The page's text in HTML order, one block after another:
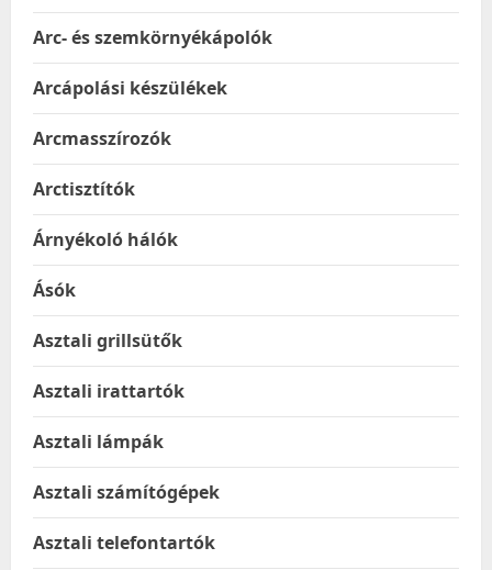
Arc- és szemkörnyékápolók
Arcápolási készülékek
Arcmasszírozók
Arctisztítók
Árnyékoló hálók
Ásók
Asztali grillsütők
Asztali irattartók
Asztali lámpák
Asztali számítógépek
Asztali telefontartók